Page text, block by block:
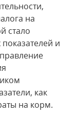
на
стало
и
как
на корм.